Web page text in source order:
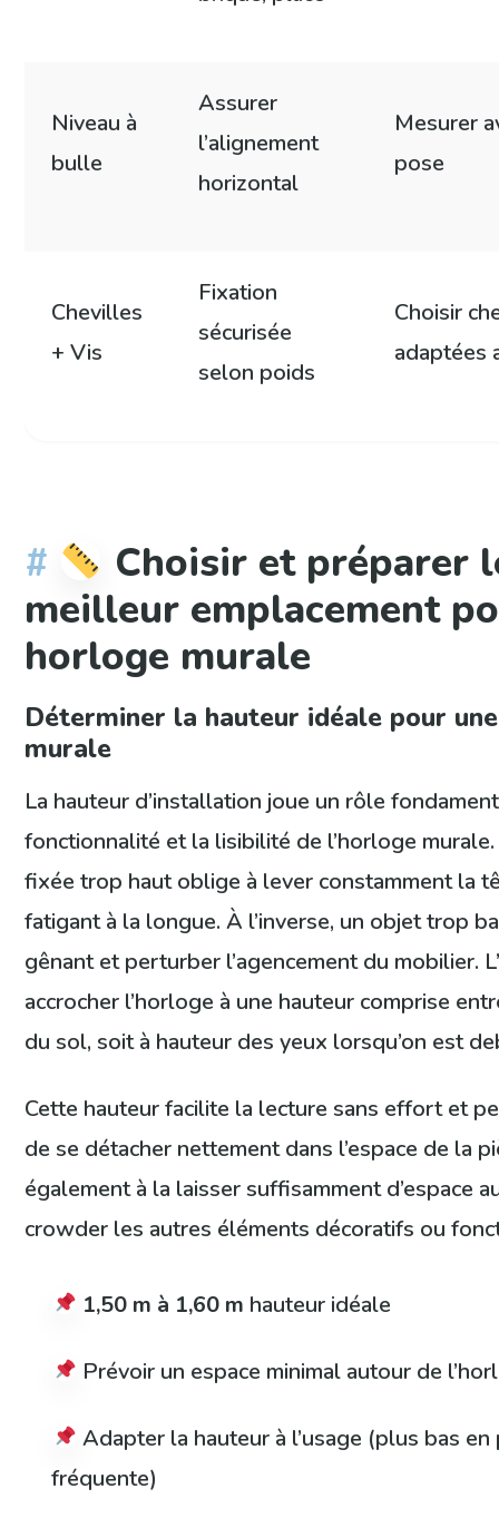
Niveau à
bulle
Assurer
l’alignement
horizontal
Mesurer
pose
Chevilles
+ Vis
Fixation
sécurisée
selon poids
Choisir
adaptées
Choisir et préparer
meilleur emplacement
horloge murale
Déterminer la hauteur idéale pour
murale
La hauteur d’installation joue un rôle
fonctionnalité et la lisibilité de l’horloge
fixée trop haut oblige à lever constamment la
fatigant à la longue. À l’inverse, un objet trop
gênant et perturber l’agencement du mobilier.
accrocher l’horloge à une hauteur comprise
du sol, soit à hauteur des yeux lorsqu’on est
Cette hauteur facilite la lecture sans effort et
de se détacher nettement dans l’espace de la
également à la laisser suffisamment d’espace
crowder les autres éléments décoratifs ou
1,50 m à 1,60 m hauteur idéale
Prévoir un espace minimal autour de
Adapter la hauteur à l’usage (plus bas
fréquente)